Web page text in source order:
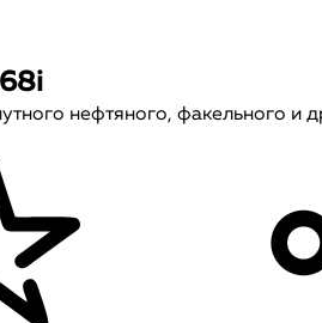
нефтяного, факельного и